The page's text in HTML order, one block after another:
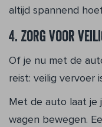
altijd spannend
4. Zorg voor
Of je nu met de
reist: veilig vervoer
Met de auto laat je
wagen bewegen.